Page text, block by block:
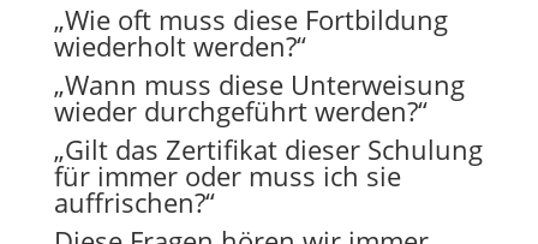
„Wie oft muss diese Fortbildung
wiederholt werden?“
„Wann muss diese Unterweisung
wieder durchgeführt werden?“
„Gilt das Zertifikat dieser Schulung
für immer oder muss ich sie
auffrischen?“